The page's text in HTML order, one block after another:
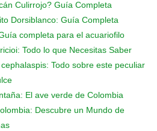
Culirrojo? Guía Completa
Dorsiblanco: Guía Completa
completa para el acuariofilo
Todo lo que Necesitas Saber
Todo sobre este peculiar
El ave verde de Colombia
Descubre un Mundo de